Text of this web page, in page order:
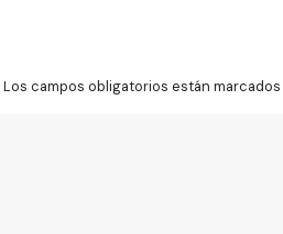
Los campos obligatorios están